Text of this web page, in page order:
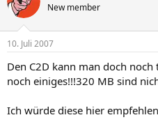
New member
10. Juli 2007
Den C2D kann man doch
noch einiges!!!320 MB sind
Ich würde diese hier empfehlen